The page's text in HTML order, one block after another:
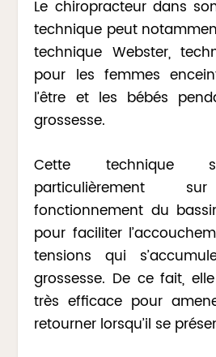
Le chiropracteur dans
technique peut
technique Webster,
pour les femmes
l’être et les bébés
grossesse.
Cette technique
fonctionnement du
pour faciliter
tensions qui
grossesse. De ce fait,
très efficace pour
retourner lorsqu’il se